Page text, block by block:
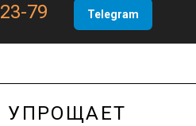
79 Telegram
УПРОЩАЕТ